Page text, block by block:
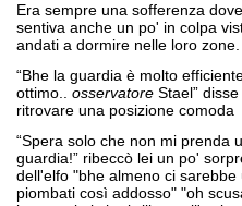
Era sempre una sofferenza
sentiva anche un po' in colpa
andati a dormire nelle loro zone.
“Bhe la guardia è molto
ottimo.. osservatore Stael”
ritrovare una posizione comoda
“Spera solo che non mi prenda
guardia!” ribeccò lei un po'
dell'elfo "bhe almeno ci
piombati così addosso" "oh